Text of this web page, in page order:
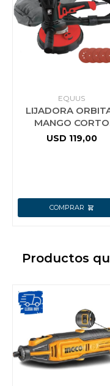
EQUUS
LIJADORA
MANGO CORTO
900W CON
USD 119,00
Productos